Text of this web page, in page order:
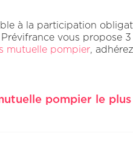
à la participation
vous propose
mutuelle pompier,
pompier le